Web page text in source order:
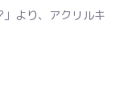
より、アクリルキ